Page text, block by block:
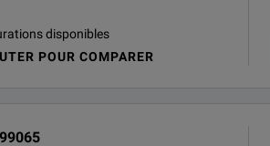
disponibles
POUR COMPARER